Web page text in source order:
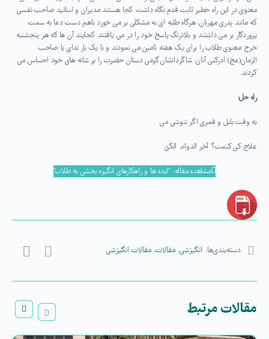
معنوی در این راه خطیر ثابت قدم نگاه داشت. کجا هستند مدیران و اساتید صاحب نفسی
که مانند پدری مهربان، هرگاه طلبه ای به مشکلی بر می خورد باهم دست دعا به سمت
پروردگار بر می داشتند و بلادرنگ پاسخ خود را در می یافتند. کجایند آن ها که هر پنجشنبه
خرج معنوی طلاب را برای یک هفته تامین می نمودند و با یک بار ندای یا صاحب
الزمان(عج) ادرکنی آنان، شاگردانشان گرمی دستان حضرت را بر شانه های خود احساس می
کردند.
راه حل:
به وقت بلبل و قمری اگر ننوشی می
علاج کی کنمت؟ آخر الدواء، الکَیّ
مشاهده مقاله: “ایده ها و راهکارهای انگیزه بخشی به طلاب”
دسته‌بندی‌ها: انگیزشی، مقالات، مقالات انگیزشی
مقالات مرتبط